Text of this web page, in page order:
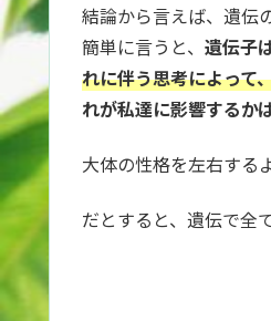
結論から言えば、遺伝
簡単に言うと、 遺伝子
れに伴う思考によって
れが私達に影響するか
大体の性格を左右する
だとすると、遺伝で全